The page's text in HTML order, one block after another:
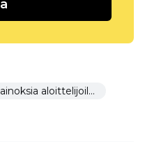
Mainoksia aloittelijoille